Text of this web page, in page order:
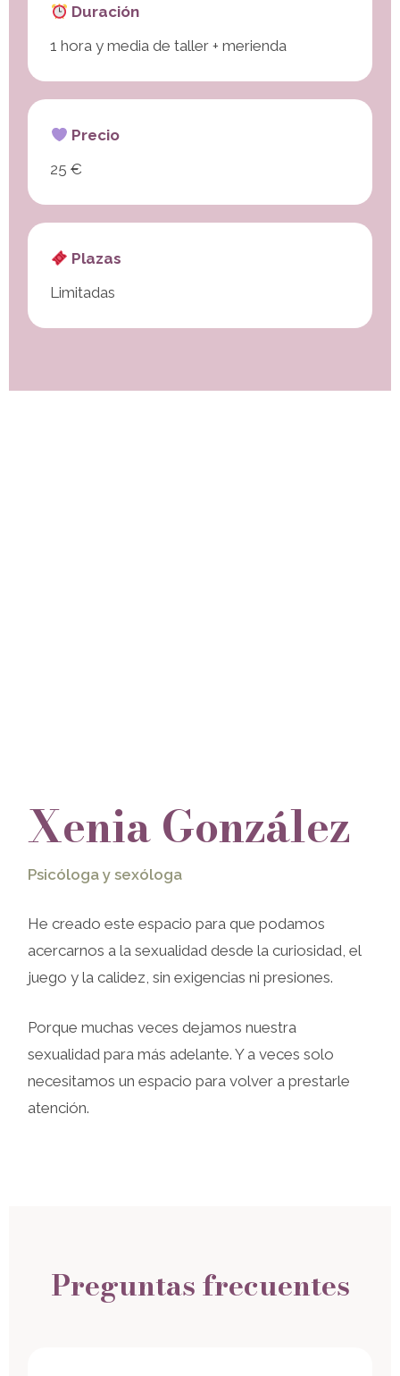
Duración
1 hora y media de taller + merienda
Precio
25 €
Plazas
Limitadas
Xenia González
Psicóloga y sexóloga
He creado este espacio para que podamos
acercarnos a la sexualidad desde la curiosidad, el
juego y la calidez, sin exigencias ni presiones.
Porque muchas veces dejamos nuestra
sexualidad para más adelante. Y a veces solo
necesitamos un espacio para volver a prestarle
atención.
Preguntas frecuentes